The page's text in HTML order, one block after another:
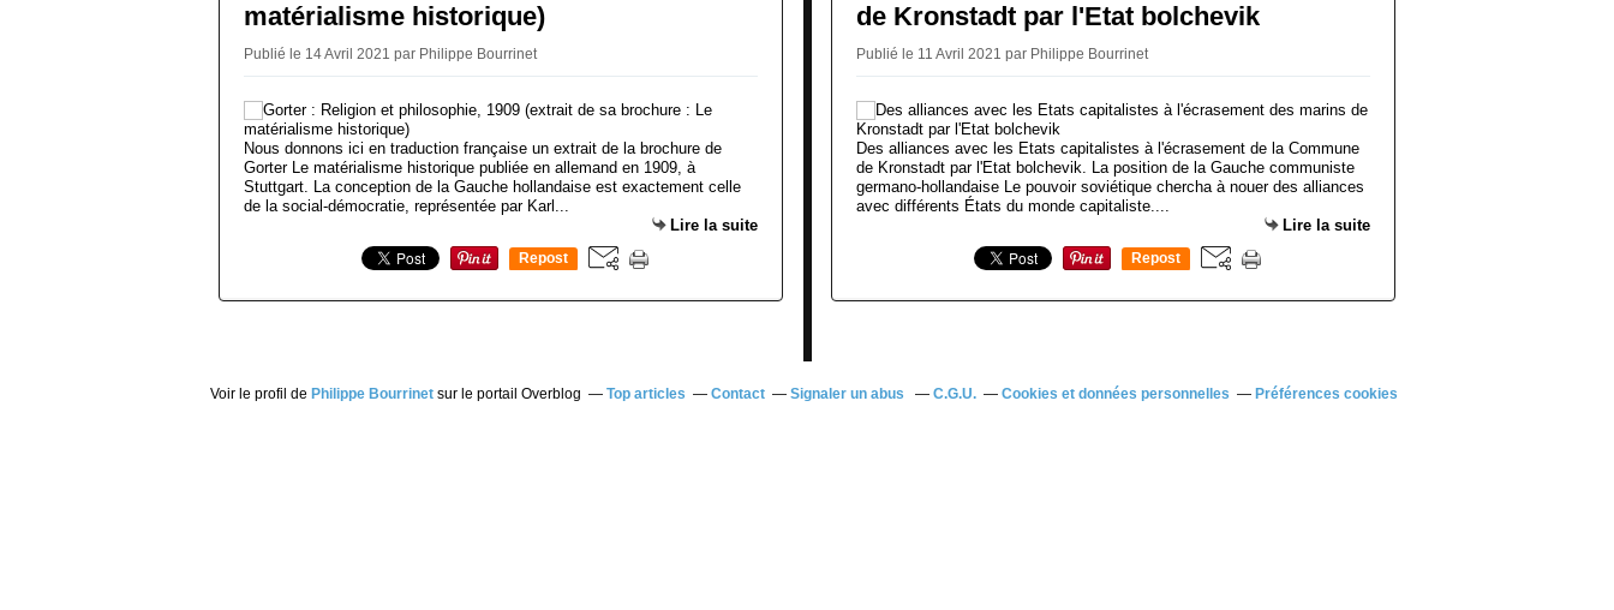
matérialisme historique)
Publié le 14 Avril 2021 par Philippe Bourrinet
Nous donnons ici en traduction française un extrait de la brochure de
Gorter Le matérialisme historique publiée en allemand en 1909, à
Stuttgart. La conception de la Gauche hollandaise est exactement celle
de la social-démocratie, représentée par Karl...
Lire la suite
Repost
de Kronstadt par l'Etat bolchevik
Publié le 11 Avril 2021 par Philippe Bourrinet
Des alliances avec les Etats capitalistes à l'écrasement de la Commune
de Kronstadt par l'Etat bolchevik. La position de la Gauche communiste
germano-hollandaise Le pouvoir soviétique chercha à nouer des alliances
avec différents États du monde capitaliste....
Lire la suite
Repost
Voir le profil de Philippe Bourrinetsur le portail Overblog Top articles Contact Signaler un abus C.G.U. Cookies et données personnelles Préférences cookies